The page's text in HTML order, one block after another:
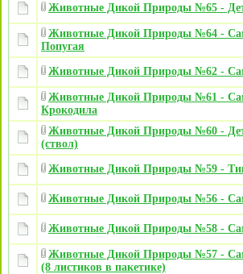
Животные Дикой Природы №65 -
Животные Дикой Природы №64 -
Попугая
Животные Дикой Природы №62 -
Животные Дикой Природы №61 -
Крокодила
Животные Дикой Природы №60 -
(ствол)
Животные Дикой Природы №59 -
Животные Дикой Природы №56 -
Животные Дикой Природы №58 -
Животные Дикой Природы №57 -
(8 листиков в пакетике)